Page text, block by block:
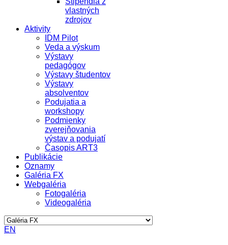
vlastných
zdrojov
Aktivity
IDM Pilot
Veda a výskum
Výstavy
pedagógov
Výstavy študentov
Výstavy
absolventov
Podujatia a
workshopy
Podmienky
zverejňovania
výstav a podujatí
Časopis ART3
Publikácie
Oznamy
Galéria FX
Webgaléria
Fotogaléria
Videogaléria
EN